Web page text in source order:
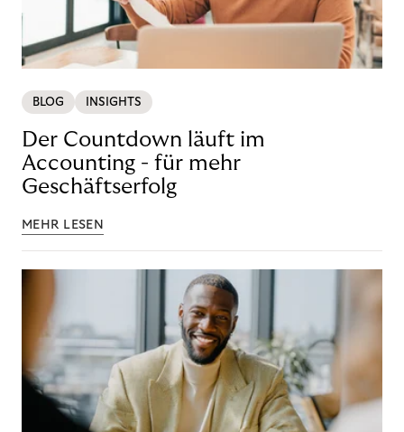
BLOG INSIGHTS
Der Countdown läuft im
Accounting - für mehr
Geschäftserfolg
MEHR LESEN